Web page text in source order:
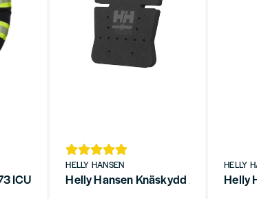
ICU Huvjacka GUL/ANTRASIT KL 1
HELLY HANSEN
Helly Hansen Knäskydd XTRA HH
HELLY
Helly